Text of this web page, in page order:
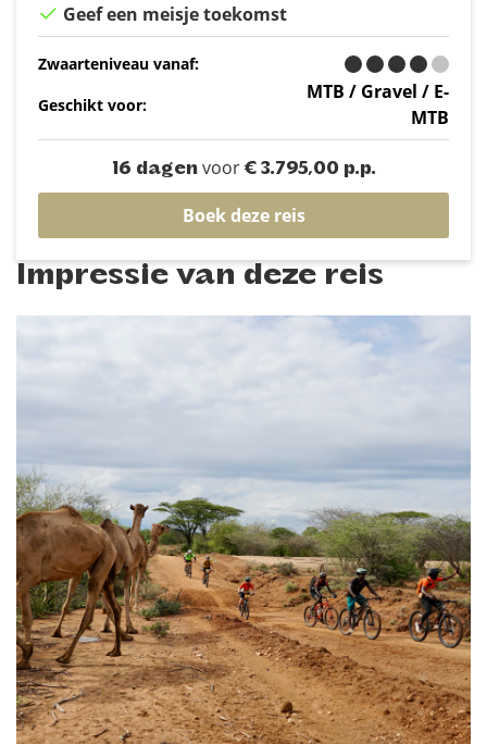
Geef een meisje toekomst
Zwaarteniveau vanaf:
Geschikt voor:
MTB / Gravel / E-
MTB
16 dagen voor€ 3.795,00 p.p.
Boek deze reis
Impressie van deze reis